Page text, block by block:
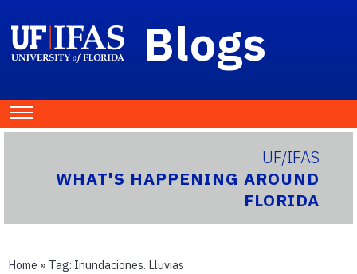
Blogs
UF/IFAS
WHAT'S HAPPENING AROUND
FLORIDA
Home » Tag: Inundaciones. Lluvias